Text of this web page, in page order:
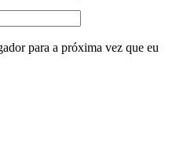
para a próxima vez que eu